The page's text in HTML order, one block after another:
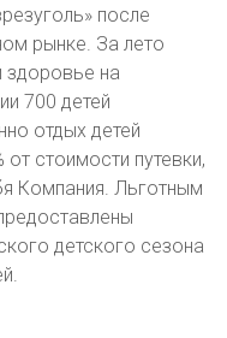
после
рынке. За лето
здоровье на
700 детей
отдых детей
стоимости путевки,
Компания. Льготным
детского сезона